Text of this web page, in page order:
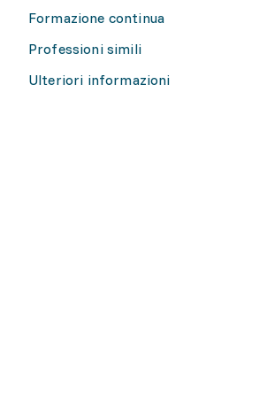
Formazione continua
Professioni simili
Ulteriori informazioni